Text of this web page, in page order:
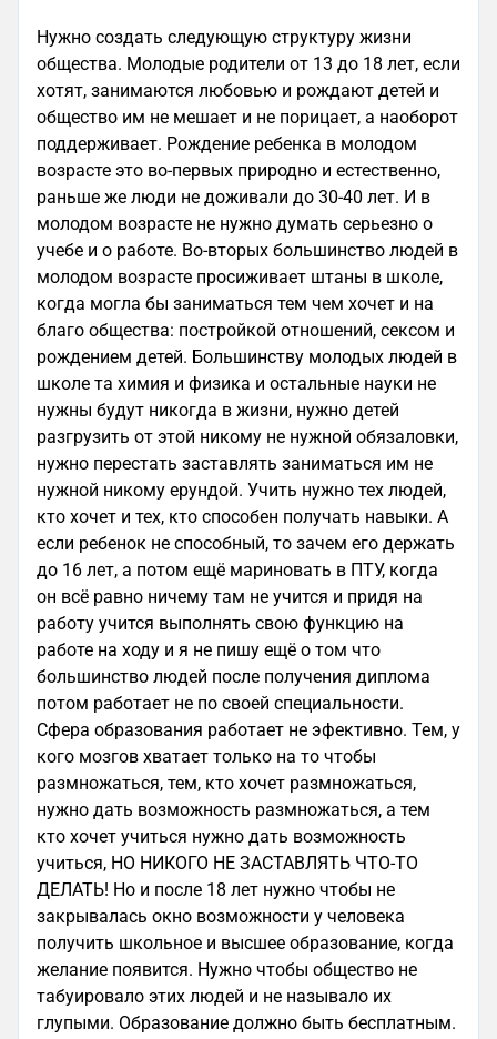
Нужно создать следующую структуру жизни
общества. Молодые родители от 13 до 18 лет, если
хотят, занимаются любовью и рождают детей и
общество им не мешает и не порицает, а наоборот
поддерживает. Рождение ребенка в молодом
возрасте это во-первых природно и естественно,
раньше же люди не доживали до 30-40 лет. И в
молодом возрасте не нужно думать серьезно о
учебе и о работе. Во-вторых большинство людей в
молодом возрасте просиживает штаны в школе,
когда могла бы заниматься тем чем хочет и на
благо общества: постройкой отношений, сексом и
рождением детей. Большинству молодых людей в
школе та химия и физика и остальные науки не
нужны будут никогда в жизни, нужно детей
разгрузить от этой никому не нужной обязаловки,
нужно перестать заставлять заниматься им не
нужной никому ерундой. Учить нужно тех людей,
кто хочет и тех, кто способен получать навыки. А
если ребенок не способный, то зачем его держать
до 16 лет, а потом ещё мариновать в ПТУ, когда
он всё равно ничему там не учится и придя на
работу учится выполнять свою функцию на
работе на ходу и я не пишу ещё о том что
большинство людей после получения диплома
потом работает не по своей специальности.
Сфера образования работает не эфективно. Тем, у
кого мозгов хватает только на то чтобы
размножаться, тем, кто хочет размножаться,
нужно дать возможность размножаться, а тем
кто хочет учиться нужно дать возможность
учиться, НО НИКОГО НЕ ЗАСТАВЛЯТЬ ЧТО-ТО
ДЕЛАТЬ! Но и после 18 лет нужно чтобы не
закрывалась окно возможности у человека
получить школьное и высшее образование, когда
желание появится. Нужно чтобы общество не
табуировало этих людей и не называло их
глупыми. Образование должно быть бесплатным.